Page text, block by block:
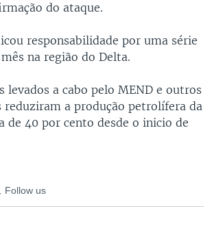
do ataque.
responsabilidade por uma série
na região do Delta.
levados a cabo pelo MEND e outros
reduziram a produção petrolífera da
de 40 por cento desde o inicio de
Follow us